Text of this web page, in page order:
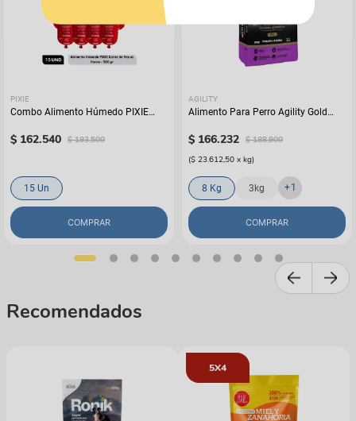
PIXIE
Combo Alimento Húmedo PIXIE
$ 162.540 $ 193.500
15 Un
COMPRAR
AGILITY
Alimento Para Perro Agility Gold
$ 166.232 $ 188.900
($ 23.612,50 x kg)
8 Kg 3kg +1
COMPRAR
Recomendados
5X4